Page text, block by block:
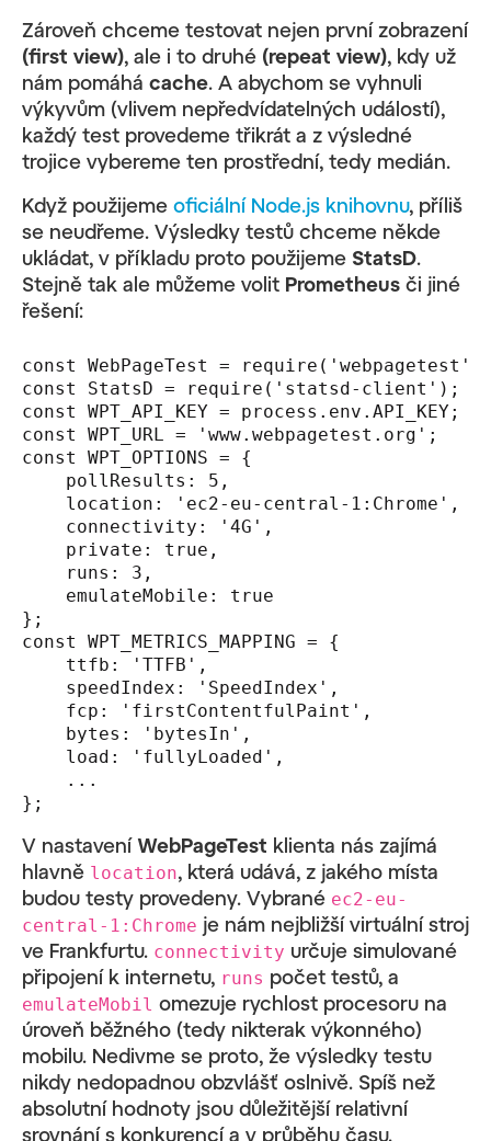
Zároveň chceme testovat nejen první zobrazení
(first view), ale i to druhé (repeat view), kdy už
nám pomáhá cache. A abychom se vyhnuli
výkyvům (vlivem nepředvídatelných událostí),
každý test provedeme třikrát a z výsledné
trojice vybereme ten prostřední, tedy medián.
Když použijeme oficiální Node.js knihovnu, příliš
se neudřeme. Výsledky testů chceme někde
ukládat, v příkladu proto použijeme StatsD.
Stejně tak ale můžeme volit Prometheus či jiné
řešení:
const WebPageTest =
const StatsD = require('statsd-client');
const WPT_API_KEY = process.env.API_KEY;
const WPT_URL = 'www.webpagetest.org';
const WPT_OPTIONS = {
    pollResults: 5,
    location: 'ec2-eu-central-1:Chrome',
    connectivity: '4G',
    private: true,
    runs: 3,
    emulateMobile: true
};
const WPT_METRICS_MAPPING = {
    ttfb: 'TTFB',
    speedIndex: 'SpeedIndex',
    fcp: 'firstContentfulPaint',
    bytes: 'bytesIn',
    load: 'fullyLoaded',
    ...
};
V nastaveníWebPageTest klienta nás zajímá
hlavně location, která udává, z jakého místa
budou testy provedeny. Vybrané ec2-eu-
central-1:Chrome je nám nejbližší virtuální stroj
ve Frankfurtu. connectivity určuje simulované
připojení k internetu, runs počet testů, a
emulateMobil omezuje rychlost procesoru na
úroveň běžného (tedy nikterak výkonného)
mobilu. Nedivme se proto, že výsledky testu
nikdy nedopadnou obzvlášť oslnivě. Spíš než
absolutní hodnoty jsou důležitější relativní
srovnání s konkurencí a v průběhu času.